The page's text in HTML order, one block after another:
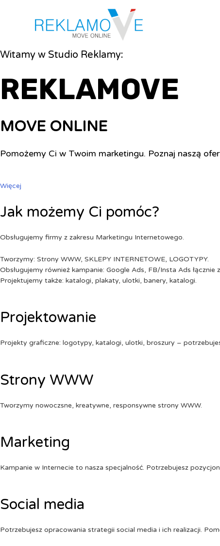
Witamy w Studio Reklamy:
REKLAMOVE
MOVE ONLINE
Pomożemy Ci w Twoim marketingu. Poznaj naszą
Więcej
Jak możemy Ci pomóc?
Obsługujemy firmy z zakresu Marketingu Internetowego.
Tworzymy: Strony WWW, SKLEPY INTERNETOWE, LOGOTYPY.
Obsługujemy również kampanie: Google Ads, FB/Insta Ads łącznie
Projektujemy także: katalogi, plakaty, ulotki, banery, katalogi.
Projektowanie
Projekty graficzne: logotypy, katalogi, ulotki, broszury –
Strony WWW
Tworzymy nowoczsne, kreatywne, responsywne strony WWW.
Marketing
Kampanie w Internecie to nasza specjalność. Potrzebujesz
Social media
Potrzebujesz opracowania strategii social media i ich realizacji.